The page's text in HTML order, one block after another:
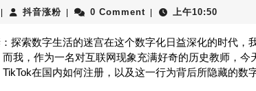
2026 抖音涨粉抖
涨
粉
0 Comment 上午10:50
探索数字生活的迷宫在这个数字化日益深化的时代，
我，作为一名对互联网现象充满好奇的历史教师，今
在国内如何注册，以及这一行为背后所隐藏的数